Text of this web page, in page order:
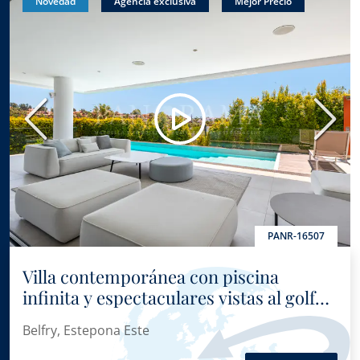
Anterior
PANR-16507
Villa contemporánea con piscina
infinita y espectaculares vistas al golf
en Belfry, Estepona Este
Belfry, Estepona Este